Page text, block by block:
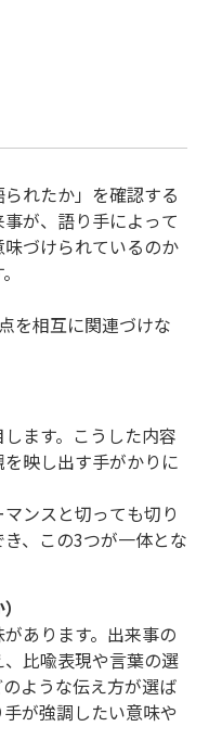
れたか」を確認する
が、語り手によって
づけられているのか
を相互に関連づけな
ます。こうした内容
映し出す手がかりに
ンスと切っても切り
、この3つが一体とな
あります。出来事の
比喩表現や言葉の選
ような伝え方が選ば
が強調したい意味や